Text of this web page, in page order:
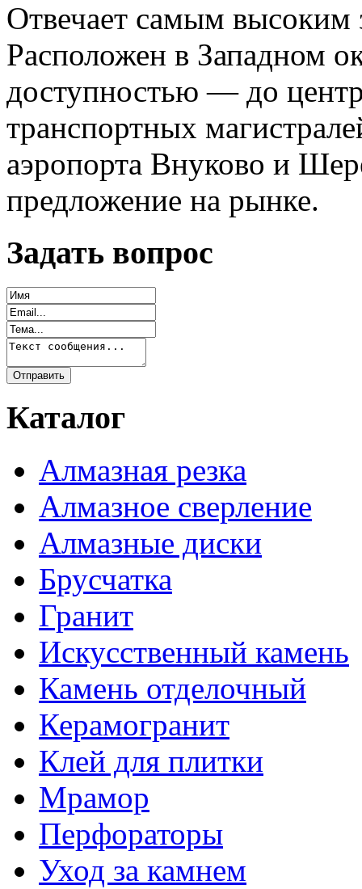
Отвечает самым высоким
Расположен в Западном
доступностью — до
транспортных
аэропорта Внуково и
предложение на рынке.
Задать вопрос
Каталог
Алмазная резка
Алмазное сверление
Алмазные диски
Брусчатка
Гранит
Искусственный камень
Камень отделочный
Керамогранит
Клей для плитки
Мрамор
Перфораторы
Уход за камнем